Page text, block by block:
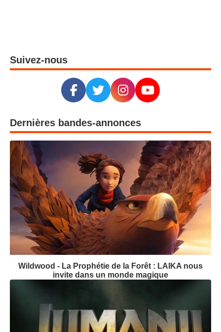
Suivez-nous
Dernières bandes-annonces
Wildwood - La Prophétie de la Forêt : LAIKA nous
invite dans un monde magique